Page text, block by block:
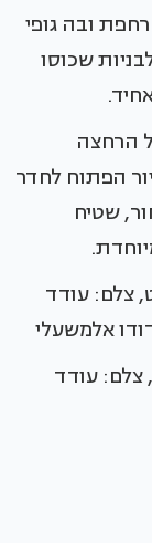
ובה גופי
שכוסו
הרחצה
הפתוח לחדר
שטיח
צלם: עודד
אלמשעלי
צלם: עודד